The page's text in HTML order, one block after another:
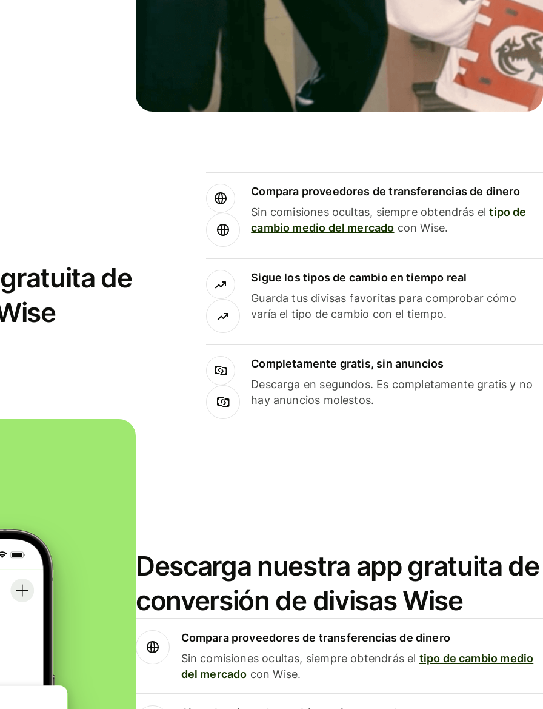
de
Compara proveedores de transferencias de dinero
Sin comisiones ocultas, siempre obtendrás eltipo de
cambio medio del mercado con Wise.
Sigue los tipos de cambio en tiempo real
Guarda tus divisas favoritas para comprobar cómo
varía el tipo de cambio con el tiempo.
Completamente gratis, sin anuncios
Descarga en segundos. Es completamente gratis y no
hay anuncios molestos.
Descarga nuestra app gratuita de
conversión de divisas Wise
Compara proveedores de transferencias de dinero
Sin comisiones ocultas, siempre obtendrás el tipo de cambio medio
del mercado con Wise.